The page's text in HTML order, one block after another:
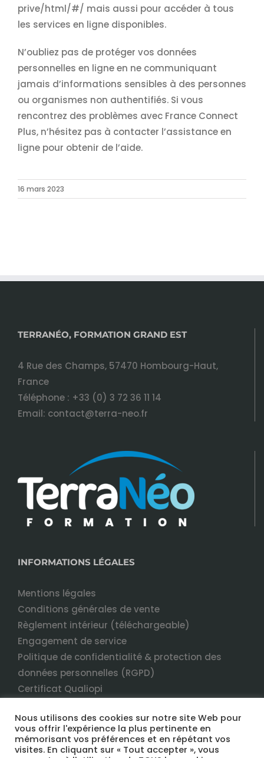
prive/html/#/ mais aussi pour accéder à tous
les services en ligne disponibles.
N’oubliez pas de protéger vos données
personnelles en ligne en ne communiquant
jamais d’informations sensibles à des personnes
ou organismes non authentifiés. Si vous
rencontrez des problèmes avec France Connect
Plus, n’hésitez pas à contacter l’assistance en
ligne pour obtenir de l’aide.
16 mars 2023
TERRANÉO, FORMATION GRAND EST
4 Rue des Champs, 57470 Hombourg-Haut,
France
Téléphone : +33 (0) 3 72 36 11 14
Email: contact@terra-neo.fr
INFORMATIONS LÉGALES
Mentions légales
Conditions générales de vente
Règlement intérieur (téléchargeable)
Engagement de service
Politique de confidentialité & protection des
données personnelles (RGPD)
Certificat Qualiopi
Nous utilisons des cookies sur notre site Web pour
vous offrir l'expérience la plus pertinente en
mémorisant vos préférences et en répétant vos
visites. En cliquant sur « Tout accepter », vous